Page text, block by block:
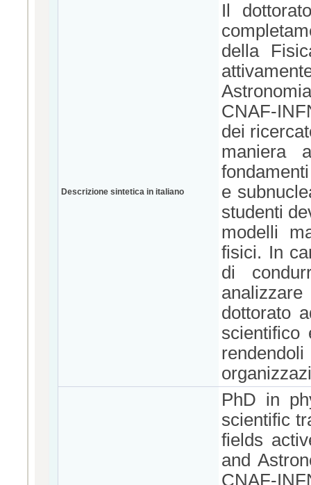
Descrizione sintetica in italiano
Il
della
CNAF-
dei
maniera
e
studenti
modelli
fisici. In
di
dottorato
scientifico
PhD in
scientific
fields
and
CNAF-